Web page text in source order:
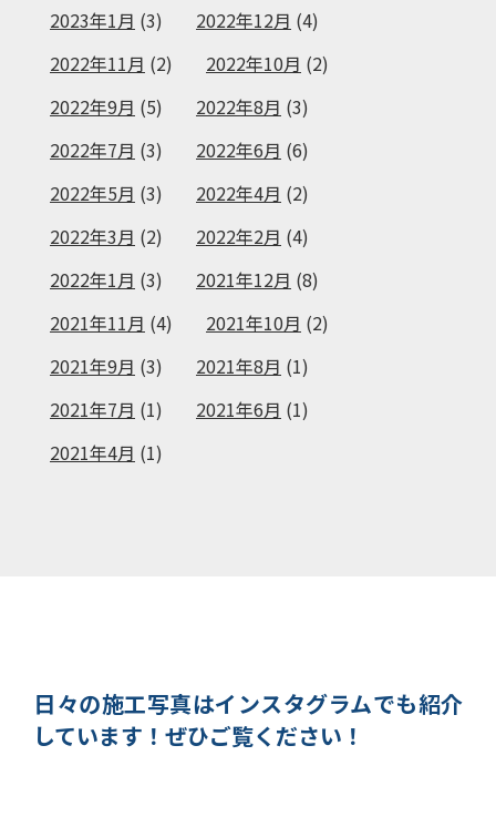
2023年1月 (3) 2022年12月 (4)
2022年11月 (2) 2022年10月 (2)
2022年9月 (5) 2022年8月 (3)
2022年7月 (3) 2022年6月 (6)
2022年5月 (3) 2022年4月 (2)
2022年3月 (2) 2022年2月 (4)
2022年1月 (3) 2021年12月 (8)
2021年11月 (4) 2021年10月 (2)
2021年9月 (3) 2021年8月 (1)
2021年7月 (1) 2021年6月 (1)
2021年4月 (1)
日々の施工写真はインスタグラムでも紹介
しています！ ぜひご覧ください！